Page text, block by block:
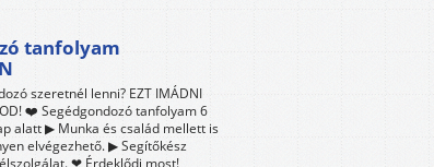
tanfolyam
szeretnél lenni? EZT IMÁDNI
❤️ Segédgondozó tanfolyam 6
alatt ▶ Munka és család mellett is
elvégezhető. ▶ Segítőkész